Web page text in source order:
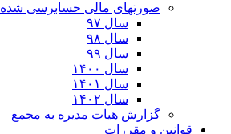
صورتهای مالی حسابرسی شده
سال ۹۷
سال ۹۸
سال ۹۹
سال ۱۴۰۰
سال ۱۴۰۱
سال ۱۴۰۲
گزارش هیات مدیره به مجمع
قوانین و مقررات